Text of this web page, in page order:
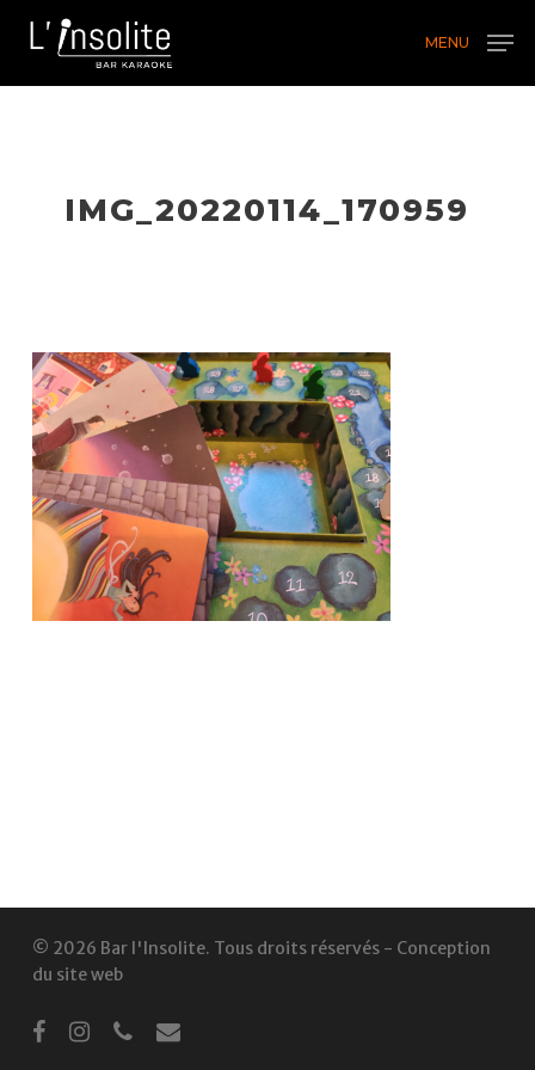
Skip
main
MENU
IMG_20220114_170959
© 2026 Bar l'Insolite. Tous droits réservés - Conception
du site web
facebookinstagram
phoneemail